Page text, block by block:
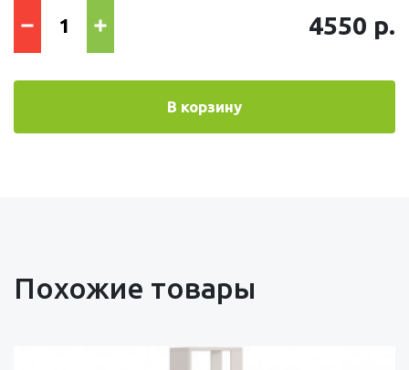
4550 р.
В корзину
Похожие товары